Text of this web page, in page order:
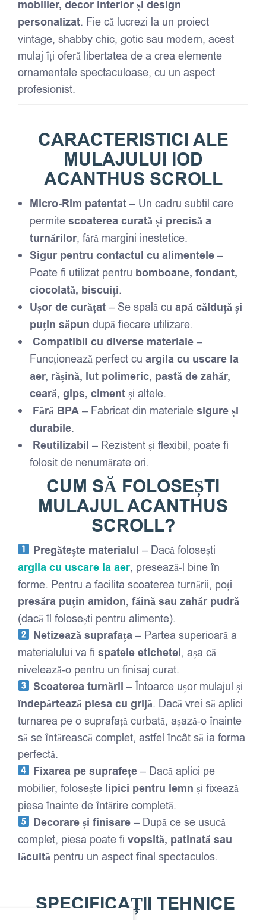
mobilier, decor interior și design
personalizat. Fie că lucrezi la un proiect
vintage, shabby chic, gotic sau modern, acest
mulaj îți oferă libertatea de a crea elemente
ornamentale spectaculoase, cu un aspect
profesionist.
CARACTERISTICI ALE
MULAJULUI IOD
ACANTHUS SCROLL
Micro-Rim patentat – Un cadru subtil care
permite scoaterea curată și precisă a
turnărilor, fără margini inestetice.
Sigur pentru contactul cu alimentele –
Poate fi utilizat pentru bomboane, fondant,
ciocolată, biscuiți.
Ușor de curățat – Se spală cu apă călduță și
puțin săpun după fiecare utilizare.
Compatibil cu diverse materiale –
Funcționează perfect cu argila cu uscare la
aer, rășină, lut polimeric, pastă de zahăr,
ceară, gips, ciment și altele.
Fără BPA – Fabricat din materiale sigure și
durabile.
Reutilizabil – Rezistent și flexibil, poate fi
folosit de nenumărate ori.
CUM SĂ FOLOSEȘTI
MULAJULACANTHUS
SCROLL?
Pregătește materialul – Dacă folosești
argila cu uscare la aer, presează-l bine în
forme. Pentru a facilita scoaterea turnării, poți
presăra puțin amidon, făină sau zahăr pudră
(dacă îl folosești pentru alimente).
Netizează suprafața– Partea superioară a
materialului va fi spatele etichetei, așa că
nivelează-o pentru un finisaj curat.
Scoaterea turnării – Întoarce ușor mulajul și
îndepărtează piesa cu grijă. Dacă vrei să aplici
turnarea pe o suprafață curbată, așază-o înainte
să se întărească complet, astfel încât să ia forma
perfectă.
Fixarea pe suprafețe– Dacă aplici pe
mobilier, folosește lipici pentru lemn și fixează
piesa înainte de întărire completă.
Decorare și finisare– După ce se usucă
complet, piesa poate fi vopsită, patinată sau
lăcuită pentru un aspect final spectaculos.
SPECIFICAȚII TEHNICE